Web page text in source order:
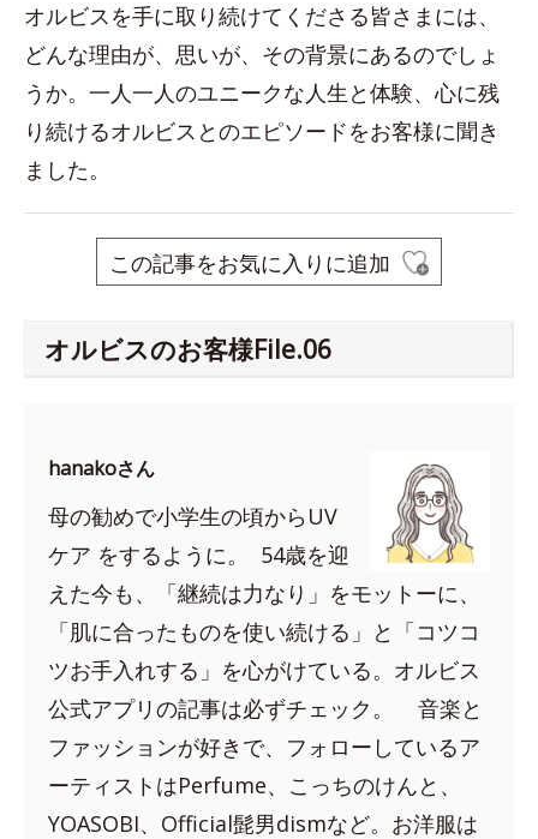
オルビスを手に取り続けてくださる皆さまには、
どんな理由が、思いが、その背景にあるのでしょ
うか。一人一人のユニークな人生と体験、心に残
り続けるオルビスとのエピソードをお客様に聞き
ました。
この記事をお気に入りに追加
オルビスのお客様File.06
hanakoさん
母の勧めで小学生の頃からUV
ケア をするように。 54歳を迎
えた今も、「継続は力なり」をモットーに、
「肌に合ったものを使い続ける」と「コツコ
ツお手入れする」を心がけている。オルビス
公式アプリの記事は必ずチェック。 音楽と
ファッションが好きで、フォローしているア
ーティストはPerfume、こっちのけんと、
YOASOBI、Official髭男dismなど。お洋服は